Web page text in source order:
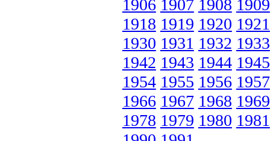
1906 1907 1908 1909
1918 1919 1920 1921
1930 1931 1932 1933
1942 1943 1944 1945
1954 1955 1956 1957
1966 1967 1968 1969
1978 1979 1980 1981